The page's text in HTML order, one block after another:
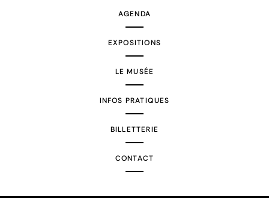
AGENDA
EXPOSITIONS
LE MUSÉE
INFOS PRATIQUES
BILLETTERIE
CONTACT